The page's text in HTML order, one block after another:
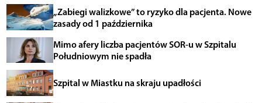
„Zabiegi walizkowe” to ryzyko dla pacjenta. Nowe
zasady od 1 października
Mimo afery liczba pacjentów SOR-u w Szpitalu
Południowym nie spadła
Szpital w Miastku na skraju upadłości